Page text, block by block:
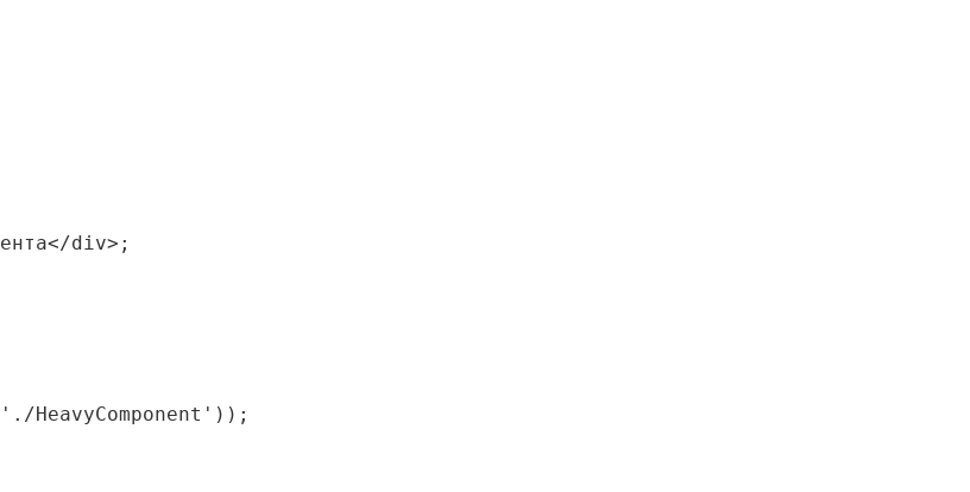
div>;
HeavyComponent'));